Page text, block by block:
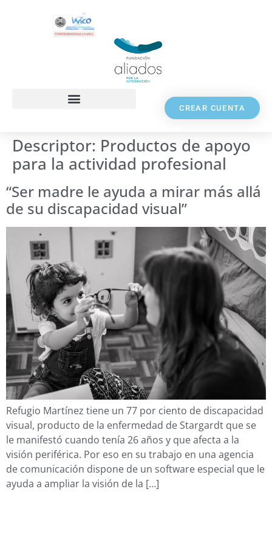
CREAR CUENTA
Descriptor: Productos de apoyo
para la actividad profesional
“Ser madre le ayuda a mirar más allá
de su discapacidad visual”
Refugio Martínez tiene un 77 por ciento de discapacidad
visual, producto de la enfermedad de Stargardt que se
le manifestó cuando tenía 26 años y que afecta a la
visión periférica. Por eso en su trabajo en una agencia
de comunicación dispone de un software especial que le
ayuda a ampliar la visión de la […]